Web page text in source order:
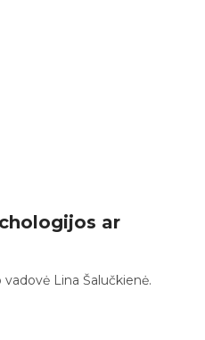
ar
Lina Šalučkienė.